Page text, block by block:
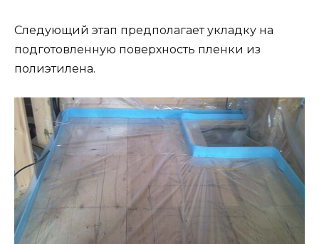
Следующий этап предполагает укладку на
подготовленную поверхность пленки из
полиэтилена.